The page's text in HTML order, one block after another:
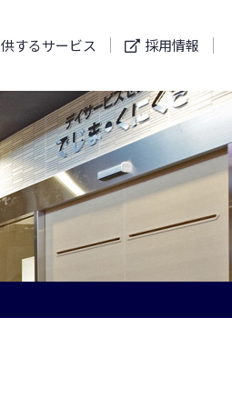
するサービス 採用情報